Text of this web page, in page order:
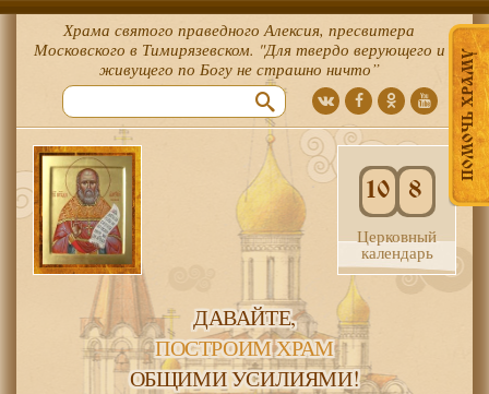
ПОМОЧЬ ХРАМУ
Храма святого праведного Алексия, пресвитера
Московского в Тимирязевском. "Для твердо верующего и
живущего по Богу не страшно ничто”
10 8
Церковный
календарь
ДАВАЙТЕ,
ПОСТРОИМ ХРАМ
ОБЩИМИ УСИЛИЯМИ!